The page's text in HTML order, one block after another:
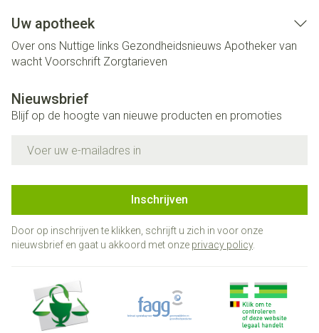
Uw apotheek
Over ons Nuttige links Gezondheidsnieuws Apotheker van
wacht Voorschrift Zorgtarieven
Nieuwsbrief
Blijf op de hoogte van nieuwe producten en promoties
Inschrijven
Door op inschrijven te klikken, schrijft u zich in voor onze
nieuwsbrief en gaat u akkoord met onze privacy policy.